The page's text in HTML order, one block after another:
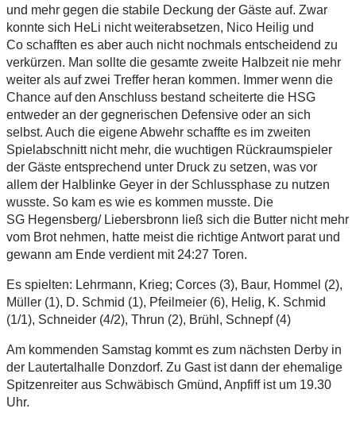
und mehr gegen die stabile Deckung der Gäste auf. Zwar
konnte sich HeLi nicht weiterabsetzen, Nico Heilig und
Co schafften es aber auch nicht nochmals entscheidend zu
verkürzen. Man sollte die gesamte zweite Halbzeit nie mehr
weiter als auf zwei Treffer heran kommen. Immer wenn die
Chance auf den Anschluss bestand scheiterte die HSG
entweder an der gegnerischen Defensive oder an sich
selbst. Auch die eigene Abwehr schaffte es im zweiten
Spielabschnitt nicht mehr, die wuchtigen Rückraumspieler
der Gäste entsprechend unter Druck zu setzen, was vor
allem der Halblinke Geyer in der Schlussphase zu nutzen
wusste. So kam es wie es kommen musste. Die
SG Hegensberg/ Liebersbronn ließ sich die Butter nicht mehr
vom Brot nehmen, hatte meist die richtige Antwort parat und
gewann am Ende verdient mit 24:27 Toren.
Es spielten: Lehrmann, Krieg; Corces (3), Baur, Hommel (2),
Müller (1), D. Schmid (1), Pfeilmeier (6), Helig, K. Schmid
(1/1), Schneider (4/2), Thrun (2), Brühl, Schnepf (4)
Am kommenden Samstag kommt es zum nächsten Derby in
der Lautertalhalle Donzdorf. Zu Gast ist dann der ehemalige
Spitzenreiter aus Schwäbisch Gmünd, Anpfiff ist um 19.30
Uhr.